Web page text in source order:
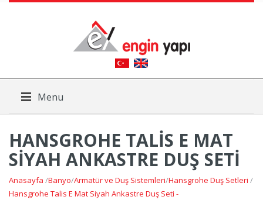
Menu
HANSGROHE TALIS E MAT
SIYAH ANKASTRE DUŞ SETI
Anasayfa /Banyo/Armatür ve Duş Sistemleri/Hansgrohe Duş Setleri /
Hansgrohe Talis E Mat Siyah Ankastre Duş Seti -